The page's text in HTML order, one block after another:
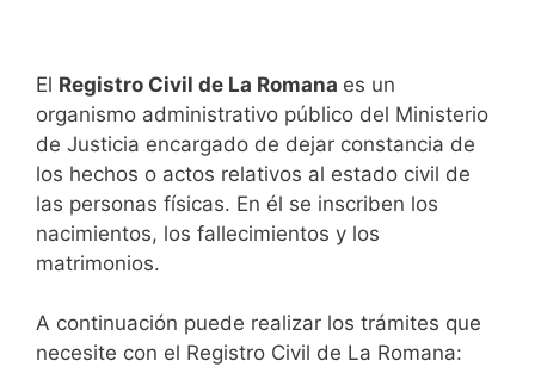
El Registro Civil de La Romana es un
organismo administrativo público del Ministerio
de Justicia encargado de dejar constancia de
los hechos o actos relativos al estado civil de
las personas físicas. En él se inscriben los
nacimientos, los fallecimientos y los
matrimonios.
A continuación puede realizar los trámites que
necesite con el Registro Civil de La Romana: